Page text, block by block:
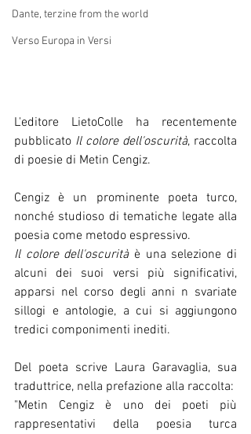
Dante, terzine from the world
Verso Europa in Versi
L'editore LietoColle ha recentemente
pubblicato Il colore dell'oscurità, raccolta
di poesie di Metin Cengiz.
Cengiz è un prominente poeta turco,
nonché studioso di tematiche legate alla
poesia come metodo espressivo.
Il colore dell'oscurità è una selezione di
alcuni dei suoi versi più significativi,
apparsi nel corso degli anni n svariate
sillogi e antologie, a cui si aggiungono
tredici componimenti inediti.
Del poeta scrive Laura Garavaglia, sua
traduttrice, nella prefazione alla raccolta:
"Metin Cengiz è uno dei poeti più
rappresentativi della poesia turca